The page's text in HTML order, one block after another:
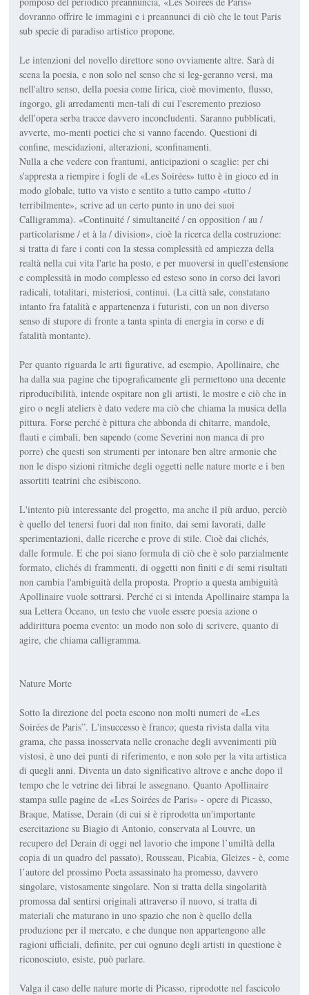
dovranno offrire le immagini e i preannunci di ciò che le tout Paris
sub specie di paradiso artistico propone.
Le intenzioni del novello direttore sono ovviamente altre. Sarà di
scena la poesia, e non solo nel senso che si leg-geranno versi, ma
nell'altro senso, della poesia come lirica, cioè movimento, flusso,
ingorgo, gli arredamenti men-tali di cui l'escremento prezioso
dell'opera serba tracce davvero inconcludenti. Saranno pubblicati,
avverte, mo-menti poetici che si vanno facendo. Questioni di
confine, mescidazioni, alterazioni, sconfinamenti.
Nulla a che vedere con frantumi, anticipazioni o scaglie: per chi
s'appresta a riempire i fogli de «Les Soirées» tutto è in gioco ed in
modo globale, tutto va visto e sentito a tutto campo «tutto /
terribilmente», scrive ad un certo punto in uno dei suoi
Calligramma). «Continuité / simultaneité / en opposition / au /
particolarisme / et à la / division», cioè la ricerca della costruzione:
si tratta di fare i conti con la stessa complessità ed ampiezza della
realtà nella cui vita l'arte ha posto, e per muoversi in quell'estensione
e complessità in modo complesso ed esteso sono in corso dei lavori
radicali, totalitari, misteriosi, continui. (La città sale, constatano
intanto fra fatalità e appartenenza i futuristi, con un non diverso
senso di stupore di fronte a tanta spinta di energia in corso e di
fatalità montante).
Per quanto riguarda le arti figurative, ad esempio, Apollinaire, che
ha dalla sua pagine che tipograficamente gli permettono una decente
riproducibilità, intende ospitare non gli artisti, le mostre e ciò che in
giro o negli ateliers è dato vedere ma ciò che chiama la musica della
pittura. Forse perché è pittura che abbonda di chitarre, mandole,
flauti e cimbali, ben sapendo (come Severini non manca di pro
porre) che questi son strumenti per intonare ben altre armonie che
non le dispo sizioni ritmiche degli oggetti nelle nature morte e i ben
assortiti teatrini che esibiscono.
L'intento più interessante del progetto, ma anche il più arduo, perciò
è quello del tenersi fuori dal non finito, dai semi lavorati, dalle
sperimentazioni, dalle ricerche e prove di stile. Cioè dai clichés,
dalle formule. E che poi siano formula di ciò che è solo parzialmente
formato, clichés di frammenti, di oggetti non finiti e di semi risultati
non cambia l'ambiguità della proposta. Proprio a questa ambiguità
Apollinaire vuole sottrarsi. Perché ci si intenda Apollinaire stampa la
sua Lettera Oceano, un testo che vuole essere poesia azione o
addirittura poema evento: un modo non solo di scrivere, quanto di
agire, che chiama calligramma.
Nature Morte
Sotto la direzione del poeta escono non molti numeri de «Les
Soirées de Paris”. L'insuccesso è franco; questa rivista dalla vita
grama, che passa inosservata nelle cronache degli avvenimenti più
vistosi, è uno dei punti di riferimento, e non solo per la vita artistica
di quegli anni. Diventa un dato significativo altrove e anche dopo il
tempo che le vetrine dei librai le assegnano. Quanto Apollinaire
stampa sulle pagine de «Les Soirées de Paris» - opere di Picasso,
Braque, Matisse, Derain (di cui si è riprodotta un'importante
esercitazione su Biagio di Antonio, conservata al Louvre, un
recupero del Derain di oggi nel lavorio che impone l’umiltà della
copia di un quadro del passato), Rousseau, Picabia, Gleizes - è, come
l’autore del prossimo Poeta assassinato ha promesso, davvero
singolare, vistosamente singolare. Non si tratta della singolarità
promossa dal sentirsi originali attraverso il nuovo, si tratta di
materiali che maturano in uno spazio che non è quello della
produzione per il mercato, e che dunque non appartengono alle
ragioni ufficiali, definite, per cui ognuno degli artisti in questione è
riconosciuto, esiste, può parlare.
Valga il caso delle nature morte di Picasso, riprodotte nel fascicolo